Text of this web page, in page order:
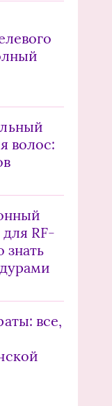
волос:
RF-
все,